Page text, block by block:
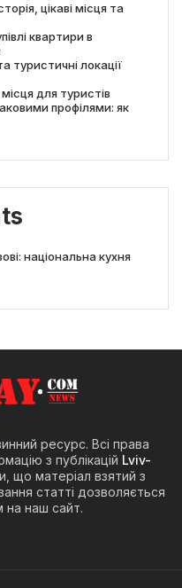
цікаві місця та
квартири в
туристичні локації
для туристів
профілями: як
національна кухня
ресурс. Всі права
з публікацій Lviv-
що матеріал взятий з
статті дозволяється
на наш сайт.